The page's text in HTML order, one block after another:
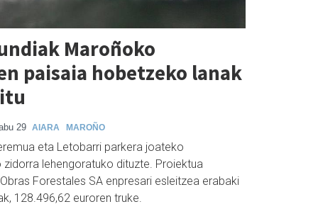
Maroñoko
paisaia hobetzeko lanak
29 AIARA MAROÑO
eta Letobarri parkera joateko
lehengoratuko dituzte. Proiektua
Forestales SA enpresari esleitzea erabaki
128.496,62 euroren truke.